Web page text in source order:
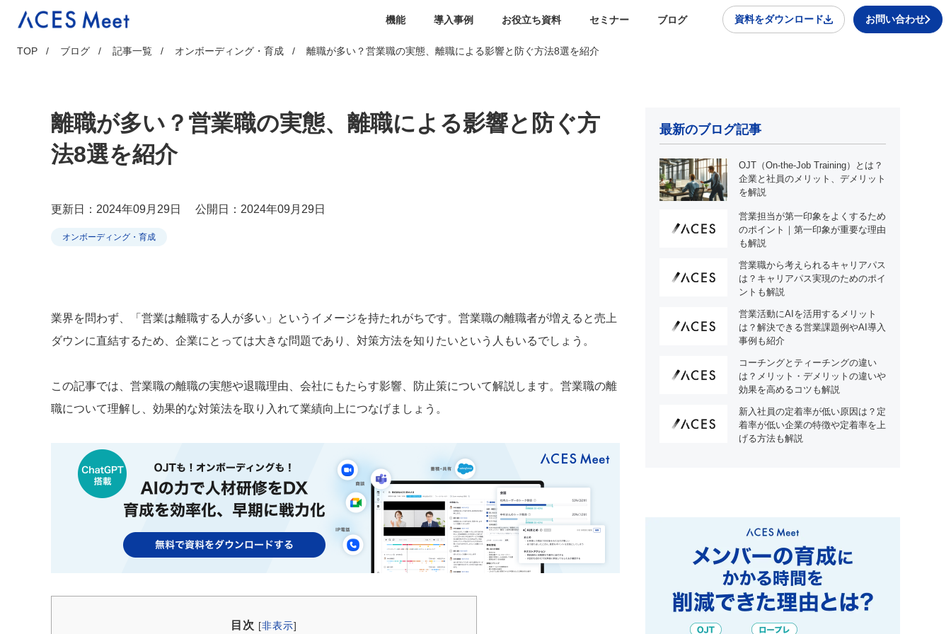
機能 導入事例 お役立ち資料 セミナー ブログ 資料をダウンロード お問い合わせ
TOP ブログ 記事一覧 オンボーディング・育成 離職が多い？営業職の実態、離職による影響と防ぐ方法8選を紹介
離職が多い？営業職の実態、離職による影響と防ぐ方
法8選を紹介
更新日：2024年09月29日 公開日：2024年09月29日
オンボーディング・育成
業界を問わず、「営業は離職する人が多い」というイメージを持たれがちです。営業職の離職者が増えると売上
ダウンに直結するため、企業にとっては大きな問題であり、対策方法を知りたいという人もいるでしょう。
この記事では、営業職の離職の実態や退職理由、会社にもたらす影響、防止策について解説します。営業職の離
職について理解し、効果的な対策法を取り入れて業績向上につなげましょう。
目次 [非表示]
最新のブログ記事
OJT（On-the-Job Training）とは？
企業と社員のメリット、デメリット
を解説
営業担当が第一印象をよくするため
のポイント｜第一印象が重要な理由
も解説
営業職から考えられるキャリアパス
は？キャリアパス実現のためのポイ
ントも解説
営業活動にAIを活用するメリット
は？解決できる営業課題例やAI導入
事例も紹介
コーチングとティーチングの違い
は？メリット・デメリットの違いや
効果を高めるコツも解説
新入社員の定着率が低い原因は？定
着率が低い企業の特徴や定着率を上
げる方法も解説